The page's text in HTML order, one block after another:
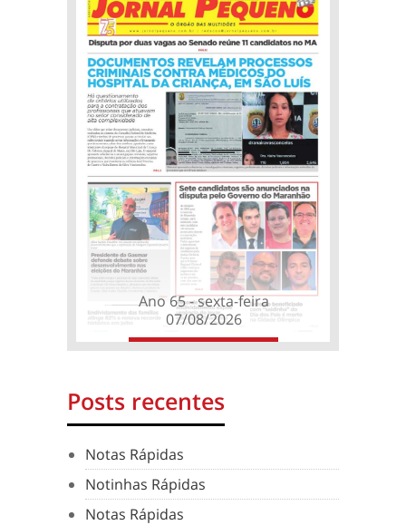
Ano 65 - sexta-feira
07/08/2026
Posts recentes
Notas Rápidas
Notinhas Rápidas
Notas Rápidas